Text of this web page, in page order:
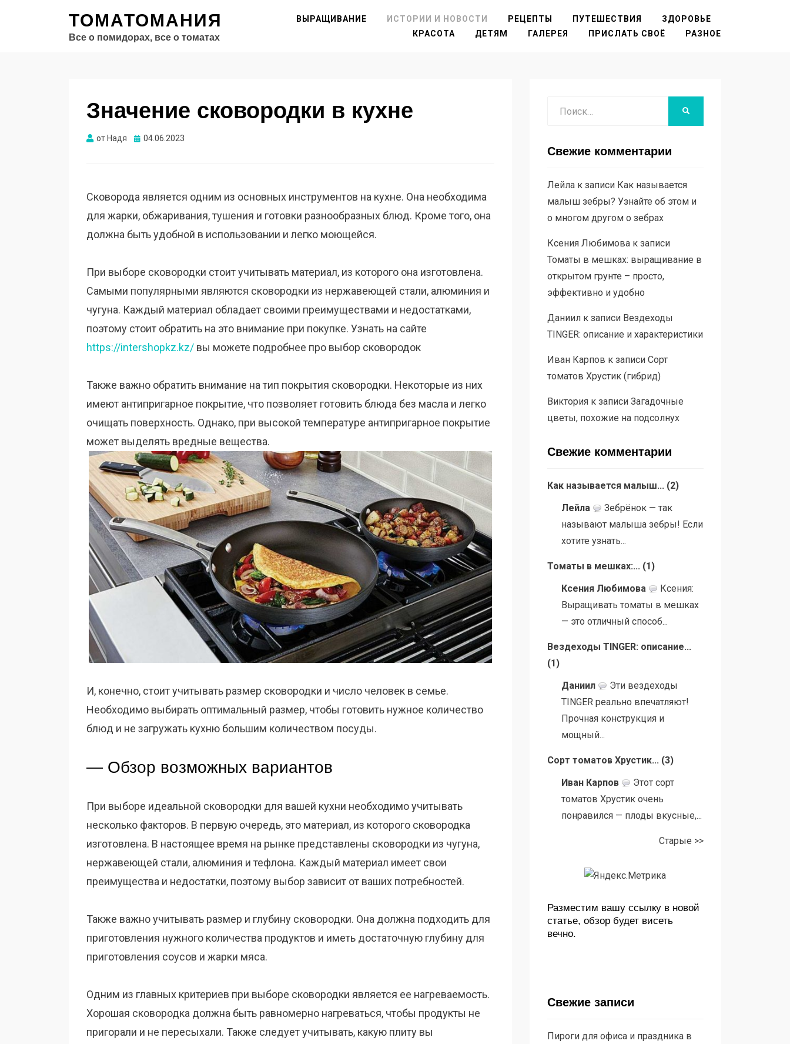
ТОМАТОМАНИЯ
Все о помидорах, все о томатах
ВЫРАЩИВАНИЕ ИСТОРИИ И НОВОСТИ РЕЦЕПТЫ ПУТЕШЕСТВИЯ
ЗДОРОВЬЕ
КРАСОТА
ДЕТЯМ ГАЛЕРЕЯ ПРИСЛАТЬ СВОЁ РАЗНОЕ
Значение сковородки в кухне
от Надя Опубликовано
04.06.2023
Сковорода является одним из основных инструментов на кухне. Она необходима
для жарки, обжаривания, тушения и готовки разнообразных блюд. Кроме того, она
должна быть удобной в использовании и легко моющейся.
При выборе сковородки стоит учитывать материал, из которого она изготовлена.
Самыми популярными являются сковородки из нержавеющей стали, алюминия и
чугуна. Каждый материал обладает своими преимуществами и недостатками,
поэтому стоит обратить на это внимание при покупке. Узнать на сайте
https://intershopkz.kz/ вы можете подробнее про выбор сковородок
Также важно обратить внимание на тип покрытия сковородки. Некоторые из них
имеют антипригарное покрытие, что позволяет готовить блюда без масла и легко
очищать поверхность. Однако, при высокой температуре антипригарное покрытие
может выделять вредные вещества.
И, конечно, стоит учитывать размер сковородки и число человек в семье.
Необходимо выбирать оптимальный размер, чтобы готовить нужное количество
блюд и не загружать кухню большим количеством посуды.
— Обзор возможных вариантов
При выборе идеальной сковородки для вашей кухни необходимо учитывать
несколько факторов. В первую очередь, это материал, из которого сковородка
изготовлена. В настоящее время на рынке представлены сковородки из чугуна,
нержавеющей стали, алюминия и тефлона. Каждый материал имеет свои
преимущества и недостатки, поэтому выбор зависит от ваших потребностей.
Также важно учитывать размер и глубину сковородки. Она должна подходить для
приготовления нужного количества продуктов и иметь достаточную глубину для
приготовления соусов и жарки мяса.
Одним из главных критериев при выборе сковородки является ее нагреваемость.
Хорошая сковородка должна быть равномерно нагреваться, чтобы продукты не
пригорали и не пересыхали. Также следует учитывать, какую плиту вы
Свежие комментарии
Лейлак записи Как называется
малыш зебры? Узнайте об этом и
о многом другом о зебрах
Ксения Любимовак записи
Томаты в мешках: выращивание в
открытом грунте – просто,
эффективно и удобно
Даниилк записи Вездеходы
TINGER: описание и характеристики
Иван Карпов к записи Сорт
томатов Хрустик (гибрид)
Викторияк записи Загадочные
цветы, похожие на подсолнух
Свежие комментарии
Как называется малыш... (2)
Лейла
Зебрёнок — так
называют малыша зебры! Если
хотите узнать...
Томаты в мешках:... (1)
Ксения Любимова
Ксения:
Выращивать томаты в мешках
— это отличный способ...
Вездеходы TINGER: описание...
(1)
Даниил
Эти вездеходы
TINGER реально впечатляют!
Прочная конструкция и
мощный...
Сорт томатов Хрустик... (3)
Иван Карпов
Этот сорт
томатов Хрустик очень
понравился — плоды вкусные,...
Старые >>
Разместим вашу ссылку в новой
статье, обзор будет висеть
вечно.
Свежие записи
Пироги для офиса и праздника в